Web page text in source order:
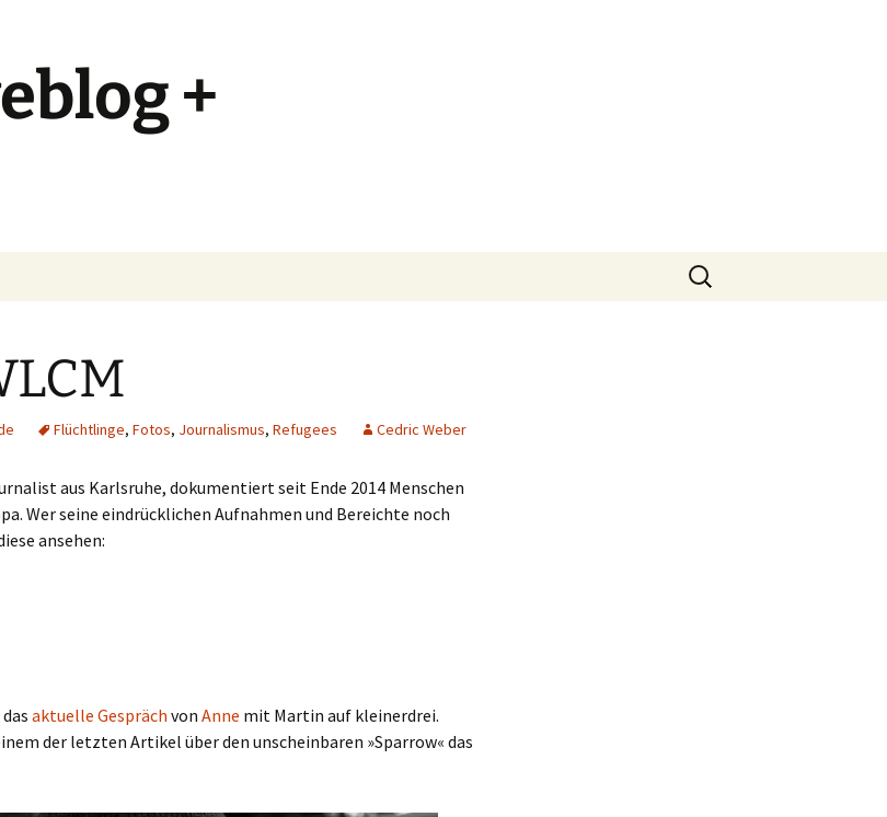
+
Suchen
nach:
Flüchtlinge, Fotos, Journalismus, Refugees Cedric Weber
aus Karlsruhe, dokumentiert seit Ende 2014 Menschen
Wer seine eindrücklichen Aufnahmen und Bereichte noch
ansehen:
aktuelle Gespräch von Anne mit Martin auf kleinerdrei.
der letzten Artikel über den unscheinbaren »Sparrow« das